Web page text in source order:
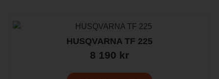
HUSQVARNA TF 225
8 190 kr